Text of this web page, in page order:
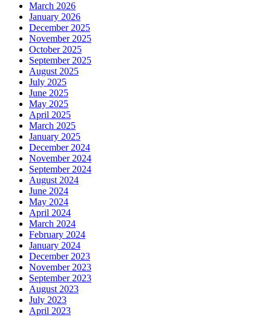
March 2026
January 2026
December 2025
November 2025
October 2025
September 2025
August 2025
July 2025
June 2025
May 2025
April 2025
March 2025
January 2025
December 2024
November 2024
September 2024
August 2024
June 2024
May 2024
April 2024
March 2024
February 2024
January 2024
December 2023
November 2023
September 2023
August 2023
July 2023
April 2023